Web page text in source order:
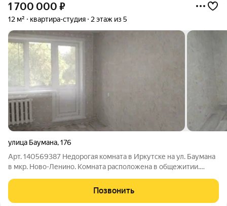
1 700 000 ₽
12 м² квартира-студия 2 этаж из 5
улица Баумана,176
Арт. 140569387 Недорогая комната в Иркутске на ул. Баумана
в мкр. Ново-Ленино. Комната расположена в общежитии.
Просторная общая кухня. Подходит для тех, кто ищет
компактное жилье с минимальными
Позвонить